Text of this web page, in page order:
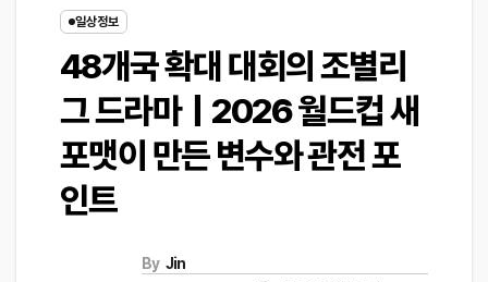
일상정보
48개국 확대 대회의 조별리
그 드라마｜2026 월드컵 새
포맷이 만든 변수와 관전 포
인트
By Jin